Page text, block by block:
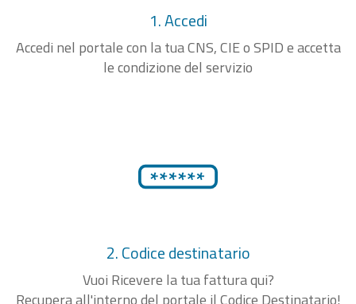
1. Accedi
Accedi nel portale con la tua CNS, CIE o SPID e accetta
le condizione del servizio
2. Codice destinatario
Vuoi Ricevere la tua fattura qui?
Recupera all'interno del portale il Codice Destinatario!